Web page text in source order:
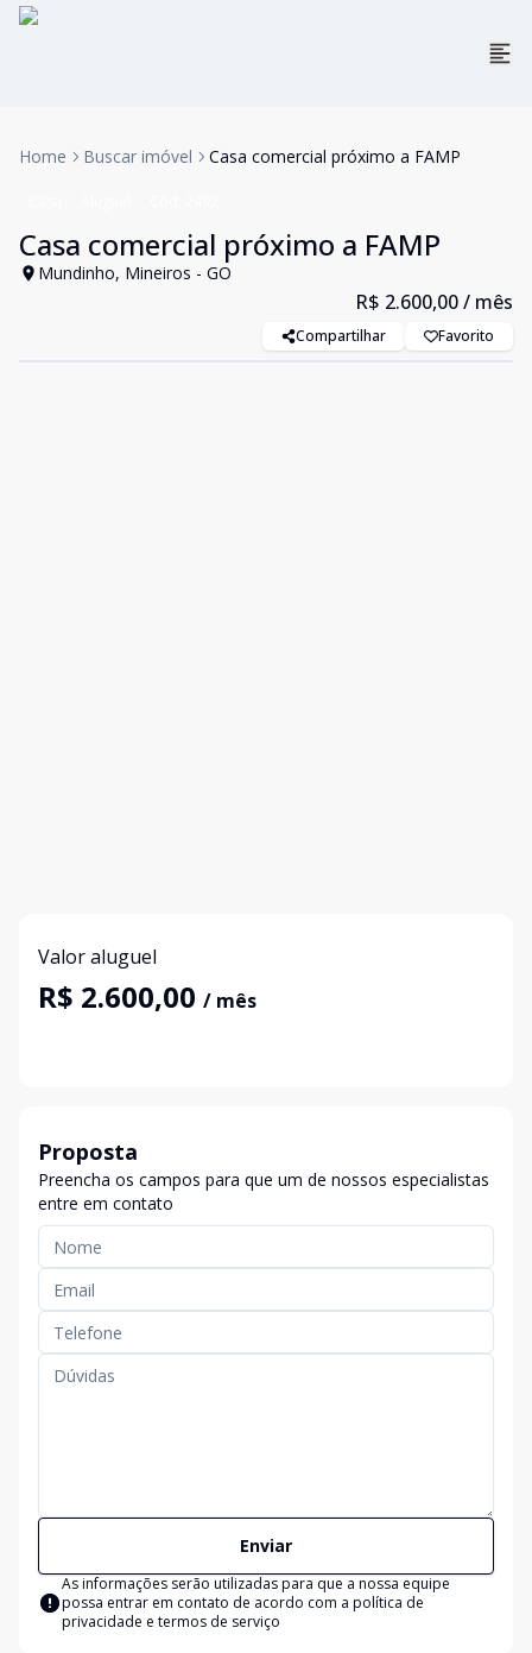
Home Buscar imóvel Casa comercial próximo a FAMP
Casa comercial próximo a FAMP
Mundinho, Mineiros - GO
R$ 2.600,00/ mês
Compartilhar Favorito
Valor aluguel
R$ 2.600,00 / mês
Proposta
Preencha os campos para que um de nossos especialistas
entre em contato
Enviar
As informações serão utilizadas para que a nossa equipe
possa entrar em contato de acordo com a política de
privacidade e termos de serviço